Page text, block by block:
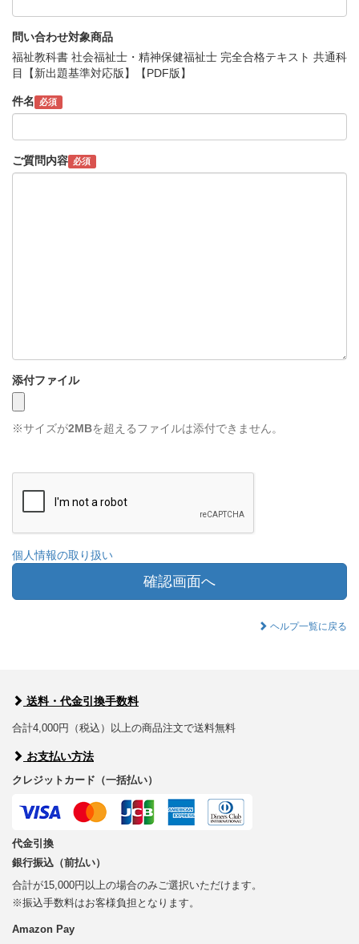
問い合わせ対象商品
福祉教科書 社会福祉士・精神保健福祉士 完全合格テキスト 共通科
目【新出題基準対応版】【PDF版】
件名 必須
ご質問内容 必須
添付ファイル
※サイズが2MBを超えるファイルは添付できません。
個人情報の取り扱い
確認画面へ
ヘルプ一覧に戻る
送料・代金引換手数料
合計4,000円（税込）以上の商品注文で送料無料
お支払い方法
クレジットカード（一括払い）
代金引換
銀行振込（前払い）
合計が15,000円以上の場合のみご選択いただけます。
※振込手数料はお客様負担となります。
Amazon Pay